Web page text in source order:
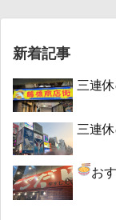
新着記事
三連
三連
お